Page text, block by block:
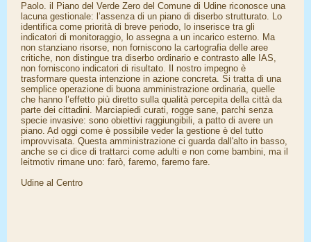
Paolo. il Piano del Verde Zero del Comune di Udine riconosce una
lacuna gestionale: l’assenza di un piano di diserbo strutturato. Lo
identifica come priorità di breve periodo, lo inserisce tra gli
indicatori di monitoraggio, lo assegna a un incarico esterno. Ma
non stanziano risorse, non forniscono la cartografia delle aree
critiche, non distingue tra diserbo ordinario e contrasto alle IAS,
non forniscono indicatori di risultato. Il nostro impegno è
trasformare questa intenzione in azione concreta. Si tratta di una
semplice operazione di buona amministrazione ordinaria, quelle
che hanno l’effetto più diretto sulla qualità percepita della città da
parte dei cittadini. Marciapiedi curati, rogge sane, parchi senza
specie invasive: sono obiettivi raggiungibili, a patto di avere un
piano. Ad oggi come è possibile veder la gestione è del tutto
improvvisata. Questa amministrazione ci guarda dall'alto in basso,
anche se ci dice di trattarci come adulti e non come bambini, ma il
leitmotiv rimane uno: farò, faremo, faremo fare.
Udine al Centro